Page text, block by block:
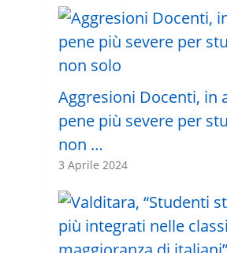
Aggresioni Docenti, in
pene più severe per
non …
3 Aprile 2024